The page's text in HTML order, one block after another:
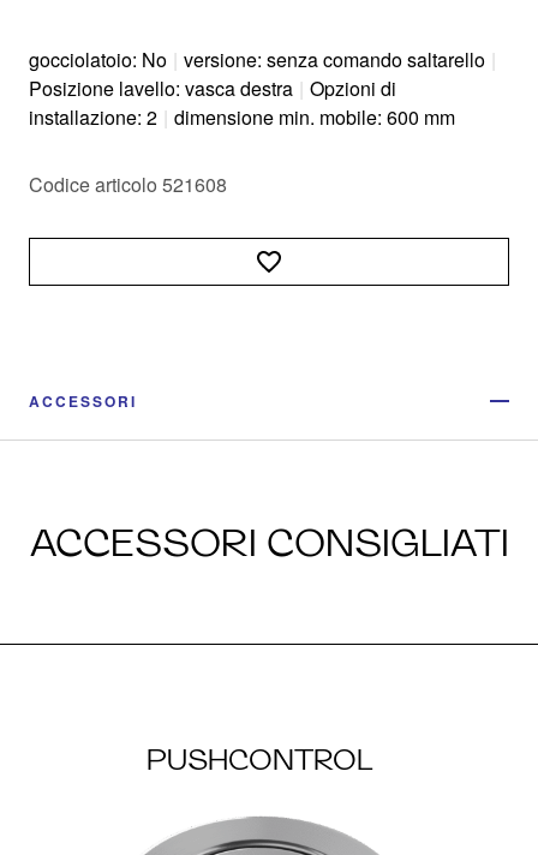
gocciolatoio: No | versione: senza comando saltarello |
Posizione lavello: vasca destra | Opzioni di
installazione: 2 | dimensione min. mobile: 600 mm
Codice articolo 521608
ACCESSORI
ACCESSORI CONSIGLIATI
PUSHCONTROL